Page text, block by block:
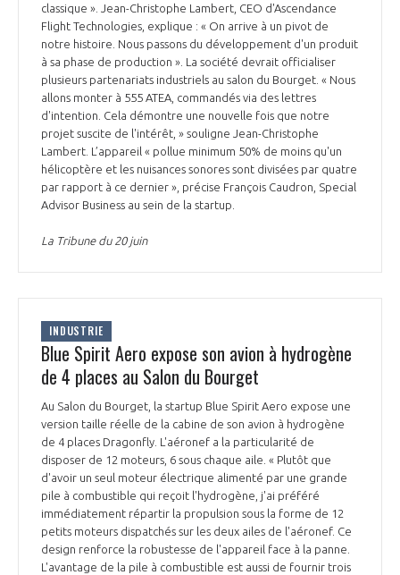
classique ». Jean-Christophe Lambert, CEO d'Ascendance
Flight Technologies, explique : « On arrive à un pivot de
notre histoire. Nous passons du développement d'un produit
à sa phase de production ». La société devrait officialiser
plusieurs partenariats industriels au salon du Bourget. « Nous
allons monter à 555 ATEA, commandés via des lettres
d'intention. Cela démontre une nouvelle fois que notre
projet suscite de l'intérêt, » souligne Jean-Christophe
Lambert. L’appareil « pollue minimum 50% de moins qu'un
hélicoptère et les nuisances sonores sont divisées par quatre
par rapport à ce dernier », précise François Caudron, Special
Advisor Business au sein de la startup.
La Tribune du 20 juin
INDUSTRIE
Blue Spirit Aero expose son avion à hydrogène
de 4 places au Salon du Bourget
Au Salon du Bourget, la startup Blue Spirit Aero expose une
version taille réelle de la cabine de son avion à hydrogène
de 4 places Dragonfly. L'aéronef a la particularité de
disposer de 12 moteurs, 6 sous chaque aile. « Plutôt que
d'avoir un seul moteur électrique alimenté par une grande
pile à combustible qui reçoit l'hydrogène, j'ai préféré
immédiatement répartir la propulsion sous la forme de 12
petits moteurs dispatchés sur les deux ailes de l'aéronef. Ce
design renforce la robustesse de l'appareil face à la panne.
L'avantage de la pile à combustible est aussi de fournir trois